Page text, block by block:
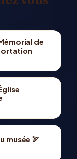
de
musée 🏹